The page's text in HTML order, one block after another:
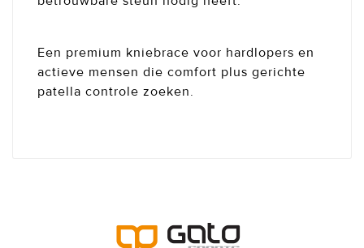
Een premium kniebrace voor hardlopers en
actieve mensen die comfort plus gerichte
patella controle zoeken.